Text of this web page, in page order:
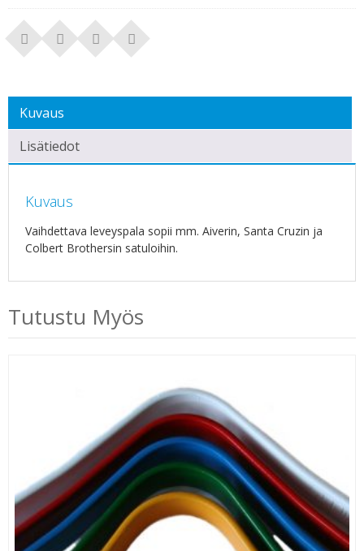
Kuvaus
Lisätiedot
Kuvaus
Vaihdettava leveyspala sopii mm. Aiverin, Santa Cruzin ja
Colbert Brothersin satuloihin.
Tutustu Myös